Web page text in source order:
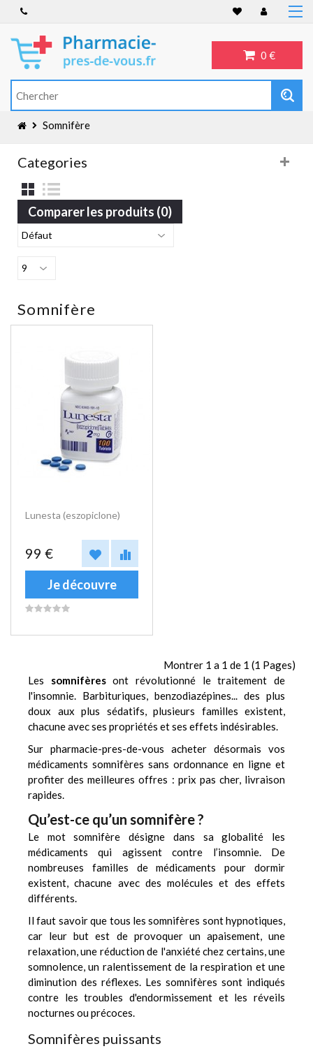
0 €
Accueil
Anti-inflammatoire
Troubles de l'érection
Antidépresseurs
Somnifère
Categories
Comparer les produits (0)
Somnifère
Lunesta (eszopiclone)
99 €
Je découvre
Montrer 1 a 1 de 1 (1 Pages)
Les somnifèresont révolutionné le traitement de
l'insomnie. Barbituriques, benzodiazépines... des plus
doux aux plus sédatifs, plusieurs familles existent,
chacune avec ses propriétés et ses effets indésirables.
Sur pharmacie-pres-de-vous acheter désormais vos
médicaments somnifères sans ordonnance en ligne et
profiter des meilleures offres : prix pas cher, livraison
rapides.
Qu’est-ce qu’un somnifère ?
Le mot somnifère désigne dans sa globalité les
médicaments qui agissent contre l’insomnie. De
nombreuses familles de médicaments pour dormir
existent, chacune avec des molécules et des effets
différents.
Il faut savoir que tous les somnifères sont hypnotiques,
car leur but est de provoquer un apaisement, une
relaxation, une réduction de l'anxiété chez certains, une
somnolence, un ralentissement de la respiration et une
diminution des réflexes. Les somnifères sont indiqués
contre les troubles d'endormissement et les réveils
nocturnes ou précoces.
Somnifères puissants